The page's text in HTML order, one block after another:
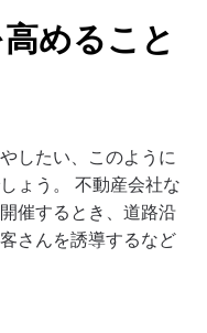
めること
したい、このように
ょう。 不動産会社な
催するとき、道路沿
さんを誘導するなど